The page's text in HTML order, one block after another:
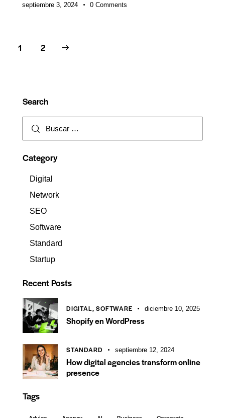
septiembre 3, 2024 0 Comments
1 2
Search
Category
Digital
Network
SEO
Software
Standard
Startup
Recent Posts
DIGITAL,SOFTWARE diciembre 10, 2025
Shopify en WordPress
STANDARD septiembre 12, 2024
How digital agencies transform online
presence
Tags